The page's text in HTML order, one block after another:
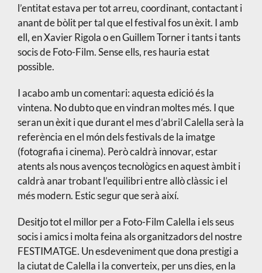
l’entitat estava per tot arreu, coordinant, contactant i
anant de bòlit per tal que el festival fos un èxit. I amb
ell, en Xavier Rigola o en Guillem Torner i tants i tants
socis de Foto-Film. Sense ells, res hauria estat
possible.
I acabo amb un comentari: aquesta edició és la
vintena. No dubto que en vindran moltes més. I que
seran un èxit i que durant el mes d’abril Calella serà la
referència en el món dels festivals de la imatge
(fotografia i cinema). Però caldrà innovar, estar
atents als nous avenços tecnològics en aquest àmbit i
caldrà anar trobant l’equilibri entre allò clàssic i el
més modern. Estic segur que serà així.
Desitjo tot el millor per a Foto-Film Calella i els seus
socis i amics i molta feina als organitzadors del nostre
FESTIMATGE. Un esdeveniment que dona prestigi a
la ciutat de Calella i la converteix, per uns dies, en la